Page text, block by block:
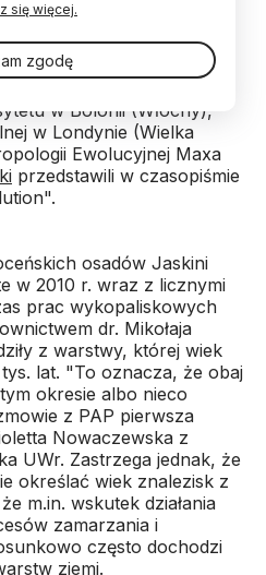
z Jaskini Stajnia
z Uniwersytetów:
Instytutu Systematyki i
w Bolonii (Włochy),
w Londynie (Wielka
Ewolucyjnej Maxa
przedstawili w czasopiśmie
osadów Jaskini
w 2010 r. wraz z licznymi
prac wykopaliskowych
dr. Mikołaja
z warstwy, której wiek
lat. "To oznacza, że obaj
okresie albo nieco
z PAP pierwsza
Nowaczewska z
UWr. Zastrzega jednak, że
określać wiek znalezisk z
m.in. wskutek działania
zamarzania i
często dochodzi
ziemi.
się więcej.
zgodę